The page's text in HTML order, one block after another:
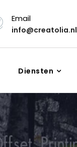
Email
info@creatolia.nl
Diensten